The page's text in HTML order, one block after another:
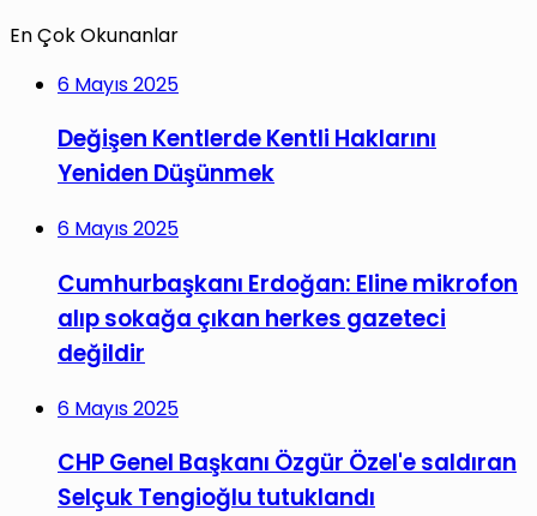
En Çok Okunanlar
6 Mayıs 2025
Değişen Kentlerde Kentli Haklarını
Yeniden Düşünmek
6 Mayıs 2025
Cumhurbaşkanı Erdoğan: Eline mikrofon
alıp sokağa çıkan herkes gazeteci
değildir
6 Mayıs 2025
CHP Genel Başkanı Özgür Özel'e saldıran
Selçuk Tengioğlu tutuklandı